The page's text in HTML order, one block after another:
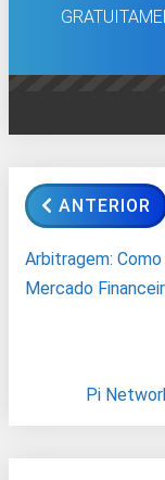
ANTERIOR
Arbitragem:
Mercado
Pi